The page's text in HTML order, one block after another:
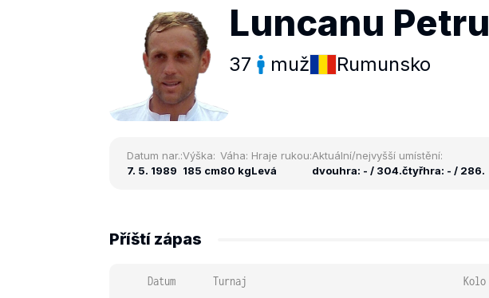
Luncanu Petru
37 muž Rumunsko
Datum nar.:
7. 5. 1989
Výška:
185 cm
Váha:
80 kg
Hraje rukou:
Levá
Aktuální/nejvyšší umístění:
dvouhra: - / 304.čtyřhra: - / 286.
Příští zápas
Datum Turnaj Kolo